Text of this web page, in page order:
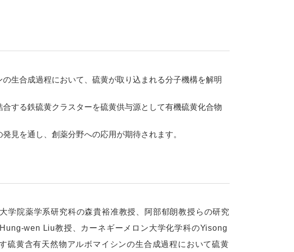
生合成過程において、硫黄が取り込まれる分子機構を解明
する鉄硫黄クラスターを硫黄供与源として有機硫黄化合物
見を通し、創薬分野への応用が期待されます。
学院薬学系研究科の森貴裕准教授、阿部郁朗教授らの研究
wen Liu教授、カーネギーメロン大学化学科のYisong
硫黄含有天然物アルボマイシンの生合成過程において硫黄